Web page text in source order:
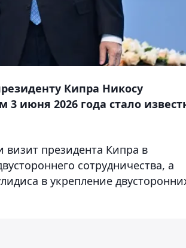
Кипра Никосу
июня 2026 года стало
визит президента Кипра в
сотрудничества, а
в укрепление